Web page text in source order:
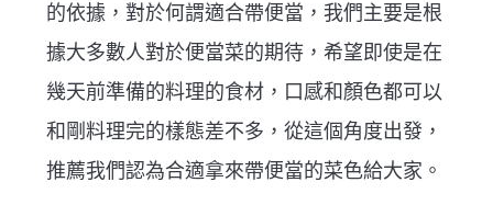
的依據，對於何謂適合帶便當，我們主要是根
據大多數人對於便當菜的期待，希望即使是在
幾天前準備的料理的食材，口感和顏色都可以
和剛料理完的樣態差不多，從這個角度出發，
推薦我們認為合適拿來帶便當的菜色給大家。